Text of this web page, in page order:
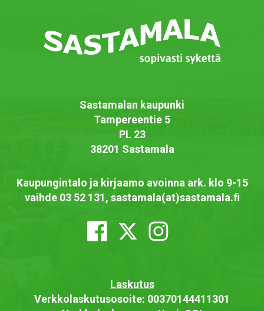
Sastamalan kaupunki
Tampereentie 5
PL 23
38201 Sastamala
Kaupungintalo ja kirjaamo avoinna ark. klo 9-15
vaihde 03 52 131, sastamala(at)sastamala.fi
Laskutus
Verkkolaskutusosoite: 00370144411301